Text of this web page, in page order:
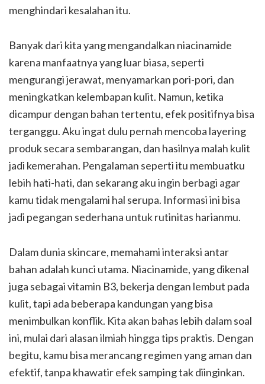
menghindari kesalahan itu.
Banyak dari kita yang mengandalkan niacinamide
karena manfaatnya yang luar biasa, seperti
mengurangi jerawat, menyamarkan pori-pori, dan
meningkatkan kelembapan kulit. Namun, ketika
dicampur dengan bahan tertentu, efek positifnya bisa
terganggu. Aku ingat dulu pernah mencoba layering
produk secara sembarangan, dan hasilnya malah kulit
jadi kemerahan. Pengalaman seperti itu membuatku
lebih hati-hati, dan sekarang aku ingin berbagi agar
kamu tidak mengalami hal serupa. Informasi ini bisa
jadi pegangan sederhana untuk rutinitas harianmu.
Dalam dunia skincare, memahami interaksi antar
bahan adalah kunci utama. Niacinamide, yang dikenal
juga sebagai vitamin B3, bekerja dengan lembut pada
kulit, tapi ada beberapa kandungan yang bisa
menimbulkan konflik. Kita akan bahas lebih dalam soal
ini, mulai dari alasan ilmiah hingga tips praktis. Dengan
begitu, kamu bisa merancang regimen yang aman dan
efektif, tanpa khawatir efek samping tak diinginkan.